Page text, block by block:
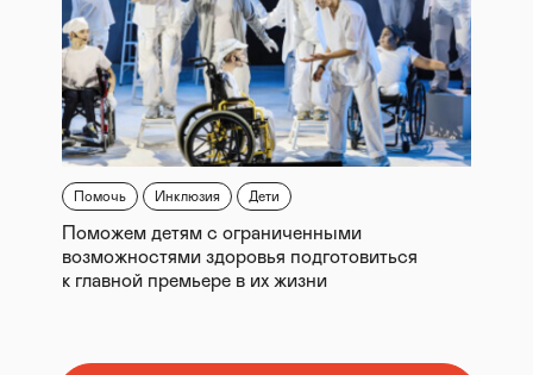
Помочь Инклюзия Дети
Поможем детям с ограниченными
возможностями здоровья подготовиться
к главной премьере в их жизни